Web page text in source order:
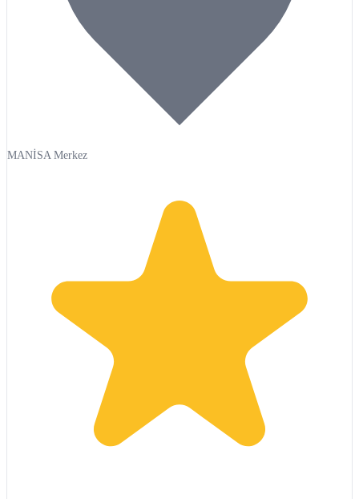
MANİSA Merkez